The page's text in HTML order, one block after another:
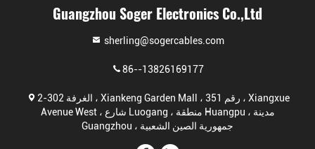
Guangzhou Soger Electronics Co.,Ltd
sherling@sogercables.com
86--13826169177
الغرفة 302-2 ، Xiankeng Garden Mall ، رقم 351 ، Xiangxue
Avenue West ، شارع Luogang ، منطقة Huangpu ، مدينة
Guangzhou ، جمهورية الصين الشعبية